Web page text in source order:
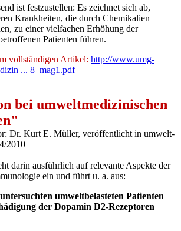
ist festzustellen: Es zeichnet sich ab,
Krankheiten, die durch Chemikalien
zu einer vielfachen Erhöhung der
Patienten führen.
vollständigen Artikel: http://www.umg-
... 8_mag1.pdf
bei umweltmedizinischen
Dr. Kurt E. Müller, veröffentlicht in umwelt-
2010
darin ausführlich auf relevante Aspekte der
ein und führt u. a. aus:
umweltbelasteten Patienten
der Dopamin D2-Rezeptoren